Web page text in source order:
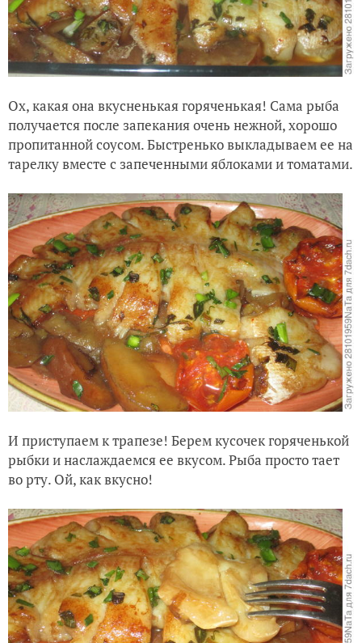
Ох, какая она вкусненькая горяченькая! Сама рыба
получается после запекания очень нежной, хорошо
пропитанной соусом. Быстренько выкладываем ее на
тарелку вместе с запеченными яблоками и томатами.
И приступаем к трапезе! Берем кусочек горяченькой
рыбки и наслаждаемся ее вкусом. Рыба просто тает
во рту. Ой, как вкусно!